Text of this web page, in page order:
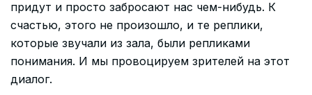
придут и просто забросают нас чем-нибудь. К
счастью, этого не произошло, и те реплики,
которые звучали из зала, были репликами
понимания. И мы провоцируем зрителей на этот
диалог.